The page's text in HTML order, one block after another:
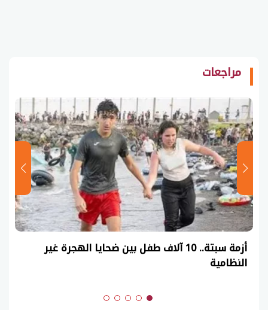
مراجعات
أزمة سبتة.. 10 آلاف طفل بين ضحايا الهجرة غير
النظامية